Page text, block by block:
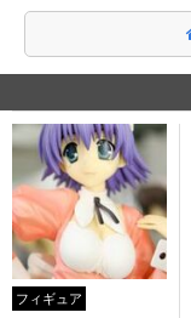
フィギュア